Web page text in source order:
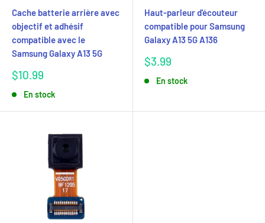
Cache batterie arrière avec
objectif et adhésif
compatible avec le
Samsung Galaxy A13 5G
Prix
$10.99
En stock
Haut-parleur d'écouteur
compatible pour Samsung
Galaxy A13 5G A136
Prix
$3.99
En stock